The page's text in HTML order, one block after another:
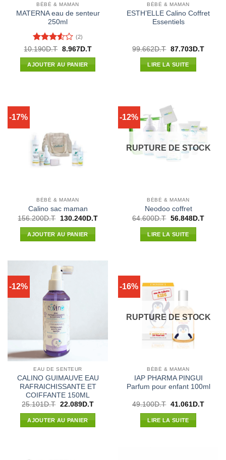
BÉBÉ & MAMAN
MATERNA eau de senteur
250ml
Note
3.5sur
5
(2)
10.190D.T Le
initial
était :
8.967D.TLe
AJOUTER AU PANIER
BÉBÉ & MAMAN
ESTH’ELLE Calino Coffret
Essentiels
99.662D.T Le
initial
était :
87.703D.TLe
LIRE LA SUITE
-17%
BÉBÉ & MAMAN
Calino sac maman
156.200D.T
Le
initial
était :
156.200D.T.
130.240D.TLe
AJOUTER AU PANIER
-12%
RUPTURE DE STOCK
BÉBÉ & MAMAN
Neodoo coffret
64.600D.T Le
initial
était :
64.600D.T.
56.848D.TLe
LIRE LA SUITE
-12%
EAU DE SENTEUR
CALINO GUIMAUVE EAU
RAFRAICHISSANTE ET
COIFFANTE 150ML
25.101D.T Le
initial
était :
22.089D.TLe
AJOUTER AU PANIER
-16%
RUPTURE DE STOCK
BÉBÉ & MAMAN
IAP PHARMA PINGUI
Parfum pour enfant 100ml
49.100D.T Le
initial
était :
41.061D.TLe
LIRE LA SUITE